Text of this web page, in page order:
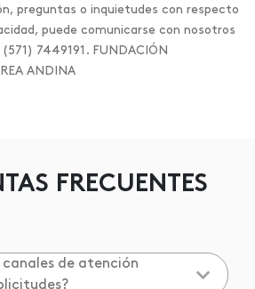
preguntas o inquietudes con respecto
puede comunicarse con nosotros
7449191. FUNDACIÓN
ANDINA
FRECUENTES
canales de atención